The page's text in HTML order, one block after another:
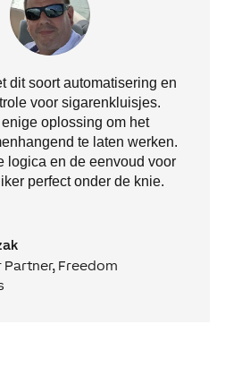
dit soort automatisering en
voor sigarenkluisjes.
oplossing om het
te laten werken.
logica en de eenvoud voor
perfect onder de knie.
Partner, Freedom